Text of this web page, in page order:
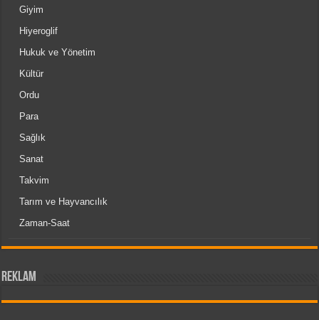
Giyim
Hiyeroglif
Hukuk ve Yönetim
Kültür
Ordu
Para
Sağlık
Sanat
Takvim
Tarım ve Hayvancılık
Zaman-Saat
reklam